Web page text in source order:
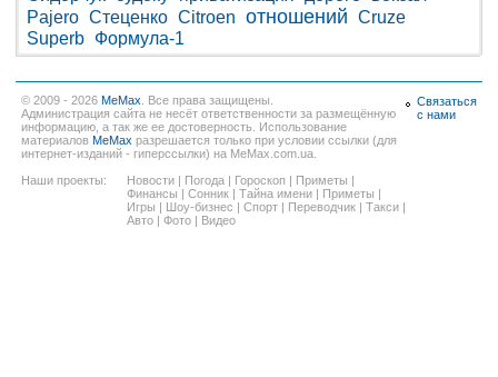
Pajero Стеценко Citroen отношений Cruze
Superb Формула-1
© 2009 - 2026 MeMax . Все права защищены.
Администрация сайта не несёт ответственности за размещённую
информацию, а так же ее достоверность. Использование
материалов MeMax разрешается только при условии ссылки (для
интернет-изданий - гиперссылки) на MeMax.com.ua.
Наши проекты:
Новости | Погода | Гороскоп | Приметы |
Финансы | Сонник | Тайна имени | Приметы |
Игры | Шоу-бизнес | Спорт | Переводчик | Такси |
Авто | Фото | Видео
Связаться
с нами